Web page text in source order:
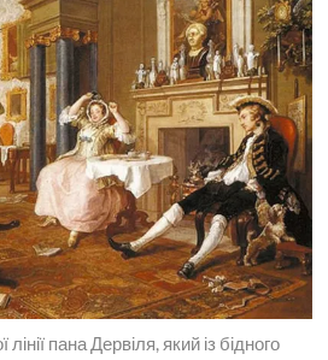
пана Дервіля, який із бідного